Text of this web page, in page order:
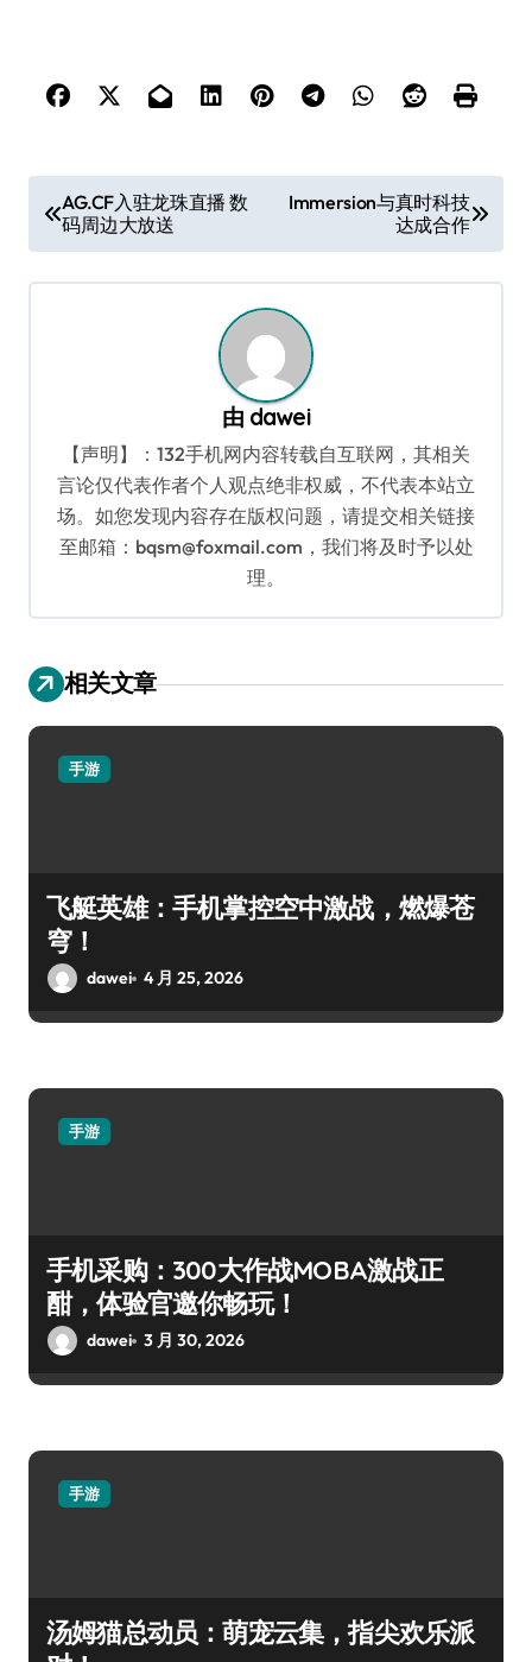
章
导
AG.CF入驻龙珠直播 数
码周边大放送
Immersion与真时科技
达成合作
由 dawei
【声明】：132手机网内容转载自互联网，其相关
言论仅代表作者个人观点绝非权威，不代表本站立
场。如您发现内容存在版权问题，请提交相关链接
至邮箱：bqsm@foxmail.com，我们将及时予以处
理。
相关文章
手游
飞艇英雄：手机掌控空中激战，燃爆苍
穹！
dawei 4 月 25, 2026
手游
手机采购：300大作战MOBA激战正
酣，体验官邀你畅玩！
dawei 3 月 30, 2026
手游
汤姆猫总动员：萌宠云集，指尖欢乐派